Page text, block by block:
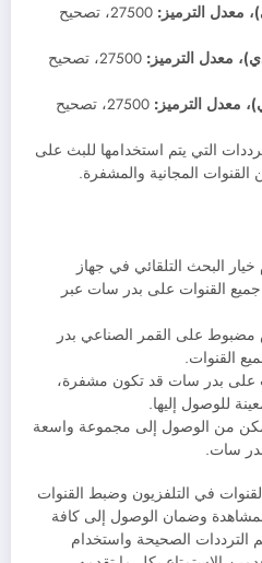
27500، تصحيح
27500، تصحيح
27500، تصحيح
التي يتم استخدامها للبث على
المجانية والمشفرة.
البحث التلقائي في جهاز
القنوات على بدر سات عبر
على القمر الصناعي بدر
القنوات.
على بدر سات قد تكون مشفرة،
للوصول إليها.
من الوصول إلى مجموعة واسعة
سات.
في التلفزيون وضبط القنوات
وضمان الوصول إلى كافة
الترددات الصحيحة واستخدام